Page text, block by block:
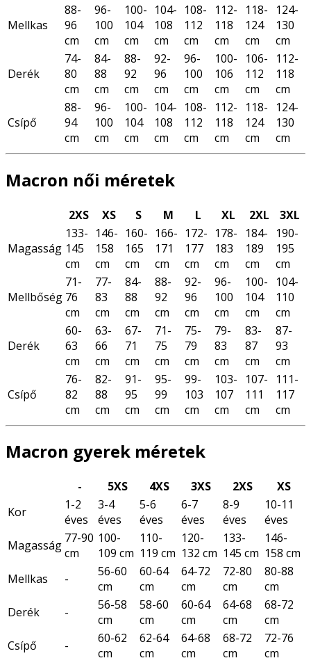
Mellkas
88-
96
cm
96-
100
cm
100-
104
cm
104-
108
cm
108-
112
cm
112-
118
cm
118-
124
cm
124-
130
cm
Derék
74-
80
cm
84-
88
cm
88-
92
cm
92-
96
cm
96-
100
cm
100-
106
cm
106-
112
cm
112-
118
cm
Csípő
88-
94
cm
96-
100
cm
100-
104
cm
104-
108
cm
108-
112
cm
112-
118
cm
118-
124
cm
124-
130
cm
Macron női méretek
2XS XS S M L XL 2XL 3XL
Magasság
133-
145
cm
146-
158
cm
160-
165
cm
166-
171
cm
172-
177
cm
178-
183
cm
184-
189
cm
190-
195
cm
Mellbőség
71-
76
cm
77-
83
cm
84-
88
cm
88-
92
cm
92-
96
cm
96-
100
cm
100-
104
cm
104-
110
cm
Derék
60-
63
cm
63-
66
cm
67-
71
cm
71-
75
cm
75-
79
cm
79-
83
cm
83-
87
cm
87-
93
cm
Csípő
76-
82
cm
82-
88
cm
91-
95
cm
95-
99
cm
99-
103
cm
103-
107
cm
107-
111
cm
111-
117
cm
Macron gyerek méretek
- 5XS 4XS 3XS 2XS
XS
Kor
1-2
éves
3-4
éves
5-6
éves
6-7
éves
8-9
éves
10-11
éves
Magasság 77-90
cm
100-
109 cm
110-
119 cm
120-
132 cm
133-
145 cm
146-
158 cm
Mellkas
-
56-60
cm
60-64
cm
64-72
cm
72-80
cm
80-88
cm
Derék
-
56-58
cm
58-60
cm
60-64
cm
64-68
cm
68-72
cm
Csípő
-
60-62
cm
62-64
cm
64-68
cm
68-72
cm
72-76
cm